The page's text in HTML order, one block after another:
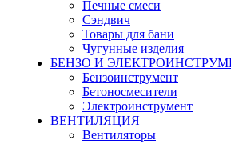
Печные смеси
Сэндвич
Товары для бани
Чугунные изделия
БЕНЗО И
Бензоинструмент
Бетоносмесители
Электроинструмент
ВЕНТИЛЯЦИЯ
Вентиляторы